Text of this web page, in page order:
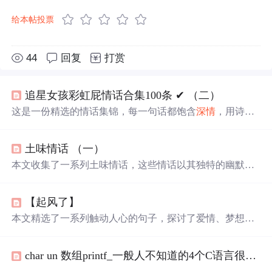
给本帖投票
44 回复 打赏
追星女孩彩虹屁情话合集100条 ✔︎ （二）
这是一份精选的情话集锦，每一句话都饱含深情 ，用诗意
的思念与热爱。
土味情话 （一）
本文收集了一系列土味情话，这些情话以其独特的幽默和
【起风了】
本文精选了一系列触动人心的句子，探讨了爱情、梦想与
彩评论，反映了现代人在情感与自我认知上的复杂心境。
char un 数组printf_一般人不知道的4个C语言很皮语法，数组那个或许知道